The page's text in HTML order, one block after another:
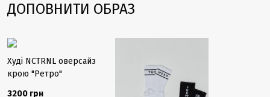
ДОПОВНИТИ ОБРАЗ
Худі NCTRNL оверсайз
крою "Ретро"
3200 грн